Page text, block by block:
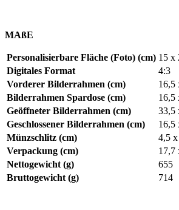
MAßE
Personalisierbare Fläche (Foto) (cm) 15 x
Digitales Format
4:3
Vorderer Bilderrahmen (cm)
16,5
Bilderrahmen Spardose (cm)
16,5
Geöffneter Bilderrahmen (cm)
33,5
Geschlossener Bilderrahmen (cm)
16,5
Münzschlitz (cm)
4,5
Verpackung (cm)
17,7
Nettogewicht (g)
655
Bruttogewicht (g)
714